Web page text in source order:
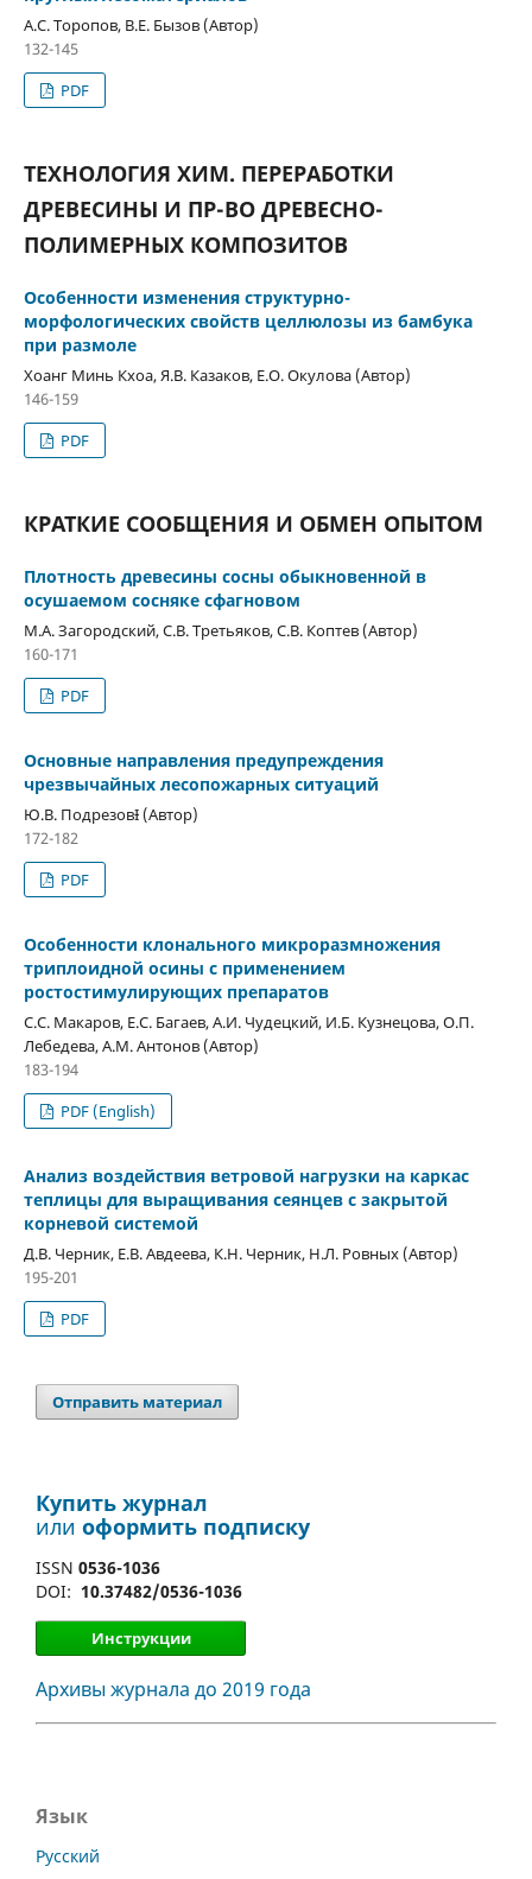
А.С. Торопов, В.Е. Бызов (Автор)
132-145
PDF
ТЕХНОЛОГИЯ ХИМ. ПЕРЕРАБОТКИ
ДРЕВЕСИНЫ И ПР-ВО ДРЕВЕСНО-
ПОЛИМЕРНЫХ КОМПОЗИТОВ
Особенности изменения структурно-
морфологических свойств целлюлозы из бамбука
при размоле
Хоанг Минь Кхоа, Я.В. Казаков, Е.О. Окулова (Автор)
146-159
PDF
КРАТКИЕ СООБЩЕНИЯ И ОБМЕН ОПЫТОМ
Плотность древесины сосны обыкновенной в
осушаемом сосняке сфагновом
М.А. Загородский, С.В. Третьяков, С.В. Коптев (Автор)
160-171
PDF
Основные направления предупреждения
чрезвычайных лесопожарных ситуаций
Ю.В. ПодрезовƗ (Автор)
172-182
PDF
Особенности клонального микроразмножения
триплоидной осины с применением
ростостимулирующих препаратов
С.С. Макаров, Е.С. Багаев, А.И. Чудецкий, И.Б. Кузнецова, О.П.
Лебедева, А.М. Антонов (Автор)
183-194
PDF (English)
Анализ воздействия ветровой нагрузки на каркас
теплицы для выращивания сеянцев с закрытой
корневой системой
Д.В. Черник, Е.В. Авдеева, К.Н. Черник, Н.Л. Ровных (Автор)
195-201
PDF
Отправить материал
Купить журнал
или оформить подписку
ISSN 0536-1036
DOI: 10.37482/0536-1036
Инструкции
Архивы журнала до 2019 года
Язык
Русский